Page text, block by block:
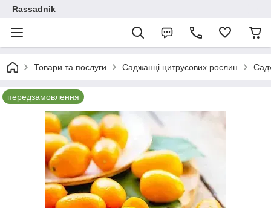
Rassadnik
Товари та послуги Саджанці цитрусових рослин
передзамовлення